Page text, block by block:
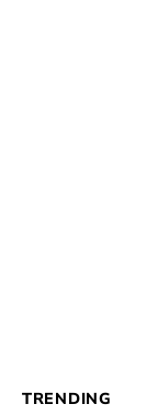
TRENDING